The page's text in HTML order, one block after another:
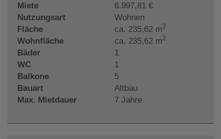
Miete
6.997,81 €
Nutzungsart
Wohnen
Fläche
ca. 235,62 m2
Wohnfläche ca. 235,62 m2
Bäder
1
WC
1
Balkone
5
Bauart
Altbau
Max. Mietdauer
7 Jahre